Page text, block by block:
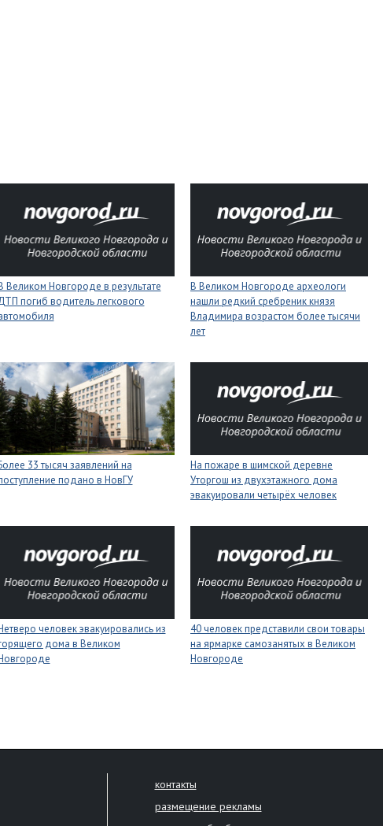
Великом Новгороде в результате
погиб водитель легкового
В Великом Новгороде археологи
нашли редкий сребреник князя
Владимира возрастом более тысячи
лет
33 тысяч заявлений на
подано в НовГУ
На пожаре в шимской деревне
Уторгош из двухэтажного дома
эвакуировали четырёх человек
человек эвакуировались из
дома в Великом
40 человек представили свои товары
на ярмарке самозанятых в Великом
Новгороде
контакты
размещение рекламы